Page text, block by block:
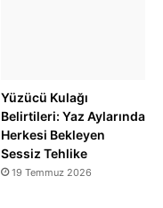
Yüzücü Kulağı
Belirtileri: Yaz Aylarında
Herkesi Bekleyen
Sessiz Tehlike
19 Temmuz 2026